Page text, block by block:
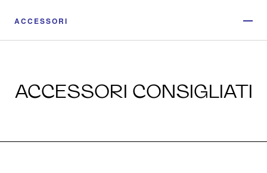
ACCESSORI
ACCESSORI CONSIGLIATI